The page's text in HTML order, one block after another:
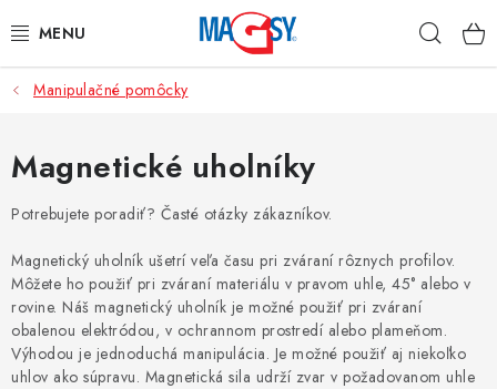
na
HLAVNÉ KATEGÓRIE
MAGNETICKÉ POMÔCKY
PRIEMYSELNÉ MAGNETY
OSTATNÉ MAGNETY
NEREZOVÉ MATERIÁLY
Manipulačné pomôcky
Magnetické uholníky
Potrebujete poradiť? Časté otázky zákazníkov.
Magnetický uholník ušetrí veľa času pri zváraní rôznych profilov.
Môžete ho použiť pri zváraní materiálu v pravom uhle, 45° alebo v
rovine. Náš magnetický uholník je možné použiť pri zváraní
obalenou elektródou, v ochrannom prostredí alebo plameňom.
Výhodou je jednoduchá manipulácia. Je možné použiť aj niekoľko
uhlov ako súpravu. Magnetická sila udrží zvar v požadovanom uhle